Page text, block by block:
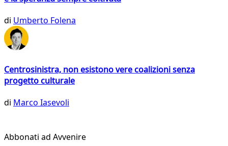
di Umberto Folena
Centrosinistra, non esistono vere coalizioni senza
progetto culturale
di Marco Iasevoli
Abbonati ad Avvenire